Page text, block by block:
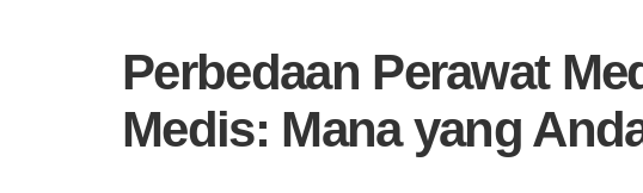
Perbedaan Perawat
Medis: Mana yang